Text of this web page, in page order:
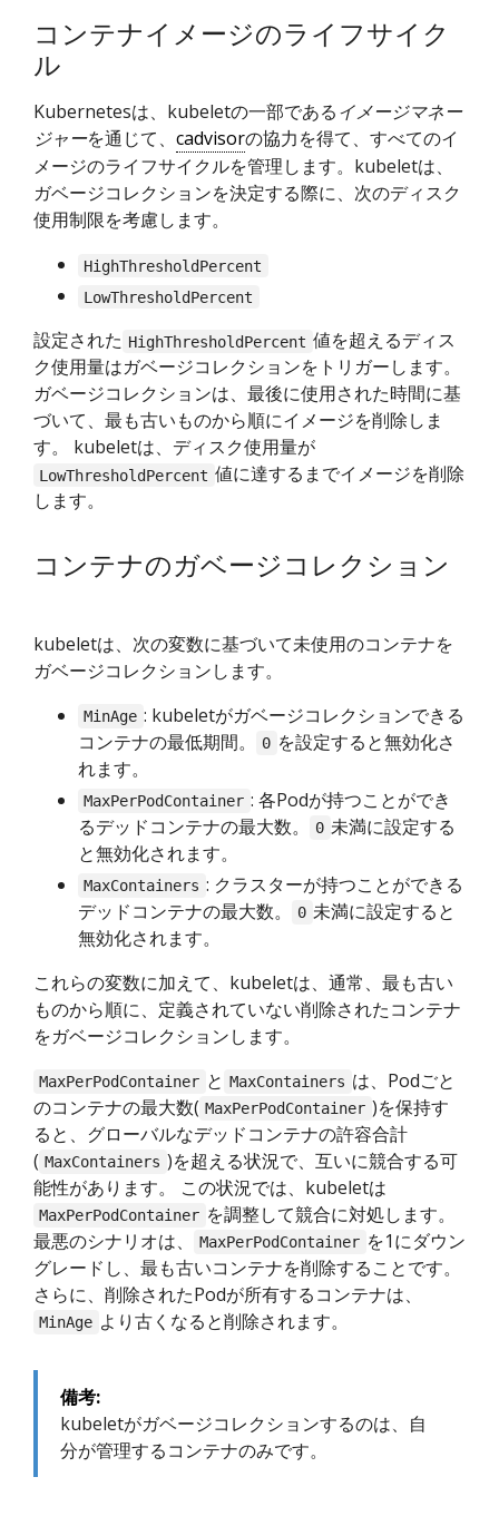
コンテナイメージのライフサイク
ル
Kubernetesは、kubeletの一部であるイメージマネー
ジャーを通じて、 cadvisorの協力を得て、すべてのイ
メージのライフサイクルを管理します。kubeletは、
ガベージコレクションを決定する際に、次のディスク
使用制限を考慮します。
HighThresholdPercent
LowThresholdPercent
設定された HighThresholdPercent 値を超えるディス
ク使用量はガベージコレクションをトリガーします。
ガベージコレクションは、最後に使用された時間に基
づいて、最も古いものから順にイメージを削除しま
す。 kubeletは、ディスク使用量が
LowThresholdPercent 値に達するまでイメージを削除
します。
コンテナのガベージコレクション
kubeletは、次の変数に基づいて未使用のコンテナを
ガベージコレクションします。
MinAge : kubeletがガベージコレクションできる
コンテナの最低期間。
0 を設定すると無効化さ
れます。
MaxPerPodContainer : 各Podが持つことができ
るデッドコンテナの最大数。
0 未満に設定する
と無効化されます。
MaxContainers : クラスターが持つことができる
デッドコンテナの最大数。
0 未満に設定すると
無効化されます。
これらの変数に加えて、kubeletは、通常、最も古い
ものから順に、定義されていない削除されたコンテナ
をガベージコレクションします。
MaxPerPodContainer と MaxContainers は、Podごと
のコンテナの最大数( MaxPerPodContainer )を保持す
ると、グローバルなデッドコンテナの許容合計
( MaxContainers )を超える状況で、互いに競合する可
能性があります。 この状況では、kubeletは
MaxPerPodContainer を調整して競合に対処します。
最悪のシナリオは、
MaxPerPodContainer を1にダウン
グレードし、最も古いコンテナを削除することです。
さらに、削除されたPodが所有するコンテナは、
MinAge より古くなると削除されます。
備考:
kubeletがガベージコレクションするのは、自
分が管理するコンテナのみです。